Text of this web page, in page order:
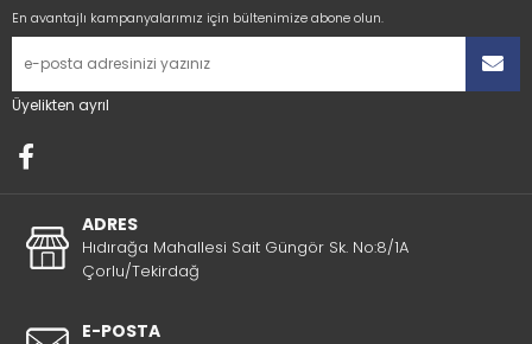
En avantajlı kampanyalarımız için bültenimize abone olun.
Üyelikten ayrıl
ADRES
Hıdırağa Mahallesi Sait Güngör Sk. No:8/1A
Çorlu/Tekirdağ
E-POSTA